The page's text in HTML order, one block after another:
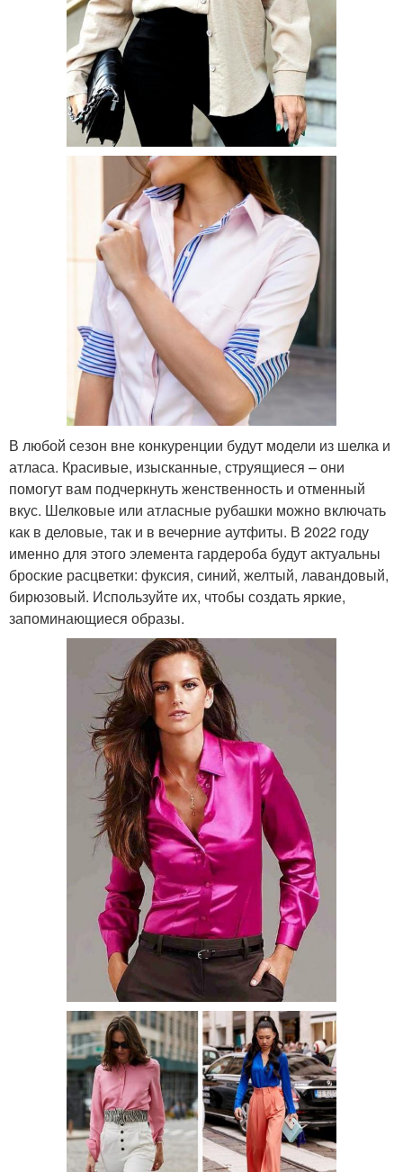
В любой сезон вне конкуренции будут модели из шелка и
атласа. Красивые, изысканные, струящиеся – они
помогут вам подчеркнуть женственность и отменный
вкус. Шелковые или атласные рубашки можно включать
как в деловые, так и в вечерние аутфиты. В 2022 году
именно для этого элемента гардероба будут актуальны
броские расцветки: фуксия, синий, желтый, лавандовый,
бирюзовый. Используйте их, чтобы создать яркие,
запоминающиеся образы.